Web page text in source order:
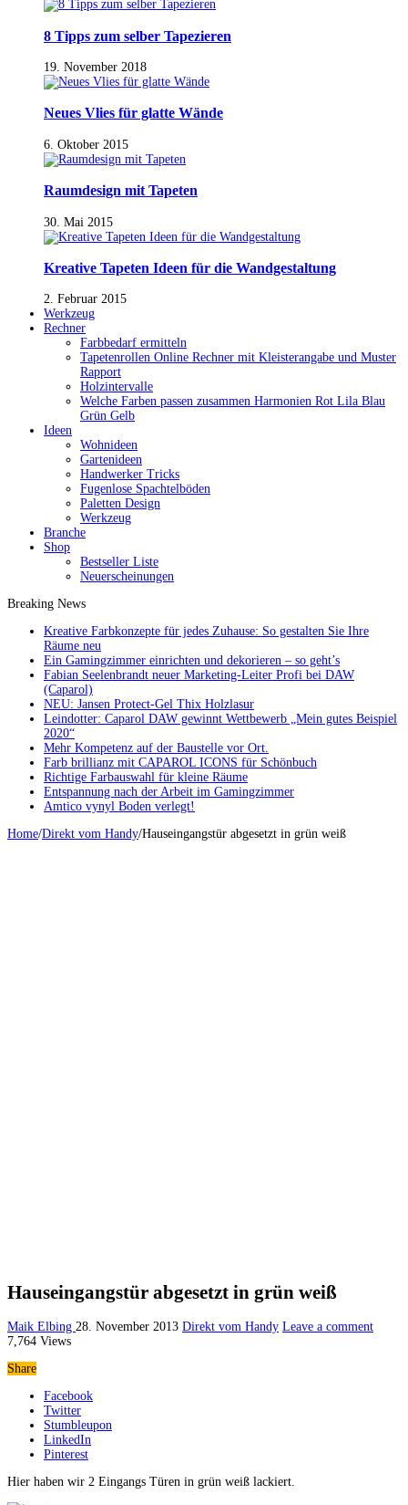
8 Tipps zum selber Tapezieren
19. November 2018
Neues Vlies für glatte Wände
6. Oktober 2015
Raumdesign mit Tapeten
30. Mai 2015
Kreative Tapeten Ideen für die Wandgestaltung
2. Februar 2015
Werkzeug
Rechner
Farbbedarf ermitteln
Tapetenrollen Online Rechner mit Kleisterangabe und Muster
Rapport
Holzintervalle
Welche Farben passen zusammen Harmonien Rot Lila Blau
Grün Gelb
Ideen
Wohnideen
Gartenideen
Handwerker Tricks
Fugenlose Spachtelböden
Paletten Design
Werkzeug
Branche
Shop
Bestseller Liste
Neuerscheinungen
Breaking News
Kreative Farbkonzepte für jedes Zuhause: So gestalten Sie Ihre
Räume neu
Ein Gamingzimmer einrichten und dekorieren – so geht’s
Fabian Seelenbrandt neuer Marketing-Leiter Profi bei DAW
(Caparol)
NEU: Jansen Protect-Gel Thix Holzlasur
Leindotter: Caparol DAW gewinnt Wettbewerb „Mein gutes Beispiel
2020“
Mehr Kompetenz auf der Baustelle vor Ort.
Farb brillianz mit CAPAROL ICONS für Schönbuch
Richtige Farbauswahl für kleine Räume
Entspannung nach der Arbeit im Gamingzimmer
Amtico vynyl Boden verlegt!
Home/Direkt vom Handy/Hauseingangstür abgesetzt in grün weiß
Hauseingangstür abgesetzt in grün weiß
Maik Elbing 28. November 2013 Direkt vom Handy Leave a comment
7,764 Views
Share
Facebook
Twitter
Stumbleupon
LinkedIn
Pinterest
Hier haben wir 2 Eingangs Türen in grün weiß lackiert.